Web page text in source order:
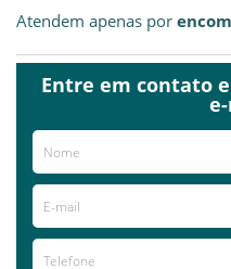
Atendem apenas por
Já visitou este local?
Avaliações
Entre em contato